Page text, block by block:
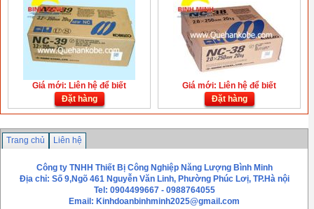
Giá mới: Liên hệ để biết
Đặt hàng
Giá mới: Liên hệ để biết
Đặt hàng
Trang chủ Liên hệ
Công ty TNHH Thiết Bị Công Nghiệp Năng Lượng Bình Minh
Địa chỉ: Số 9,Ngõ 461 Nguyễn Văn Linh, Phường Phúc Lơị, TP.Hà nội
Tel: 0904499667 - 0988764055
Email: Kinhdoanbinhminh2025@gmail.com